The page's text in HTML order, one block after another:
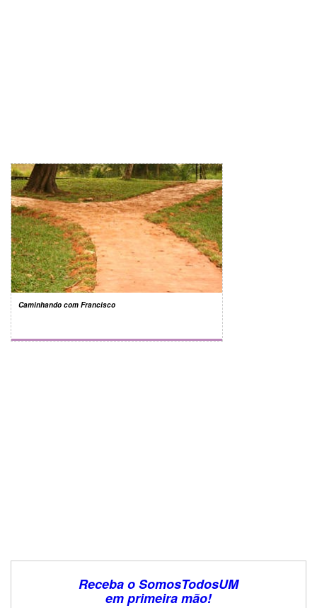
Caminhando com Francisco
Receba o SomosTodosUM
em primeira mão!